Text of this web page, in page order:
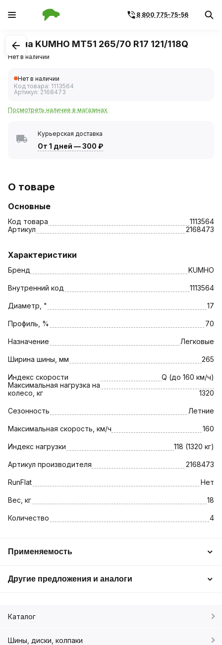
8 800 775-75-56
1/1
Шина KUMHO MT51 265/70 R17 121/118Q
Нет в наличии
Нет в наличии
Код товара: 1113564
Артикул: 2168473
Посмотреть наличие в магазинах
Курьерская доставка
От 1 дней —300 ₽
О товаре
Основные
Код товара
1113564
Артикул
2168473
Характеристики
Бренд KUMHO
Внутренний код 1113564
Диаметр, " 17
Профиль, % 70
Назначение Легковые
Ширина шины, мм 265
Индекс скорости
Q (до 160 км/ч)
Максимальная нагрузка на
колесо, кг
1320
Сезонность Летние
Максимальная скорость, км/ч 160
Индекс нагрузки 118 (1320 кг)
Артикул производителя 2168473
RunFlat Нет
Вес, кг 18
Количество 4
Применяемость
Другие предложения и аналоги
Каталог
Шины, диски, колпаки